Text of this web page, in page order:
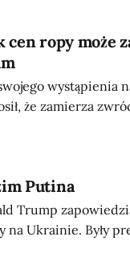
cen ropy może
wystąpienia
że zamierza
prośbą o obniżenie
Putina
Trump
na Ukrainie. Były
i odpowiedniej